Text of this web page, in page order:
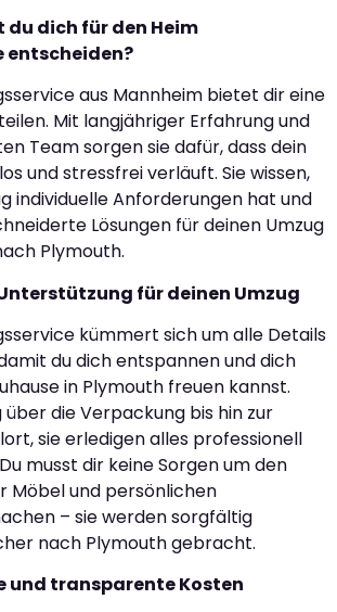
dich für den Heim
entscheiden?
aus Mannheim bietet dir eine
Mit langjähriger Erfahrung und
Team sorgen sie dafür, dass dein
und stressfrei verläuft. Sie wissen,
individuelle Anforderungen hat und
Lösungen für deinen Umzug
Plymouth.
für deinen Umzug
kümmert sich um alle Details
du dich entspannen und dich
in Plymouth freuen kannst.
über die Verpackung bis hin zur
sie erledigen alles professionell
musst dir keine Sorgen um den
Möbel und persönlichen
– sie werden sorgfältig
nach Plymouth gebracht.
und transparente Kosten